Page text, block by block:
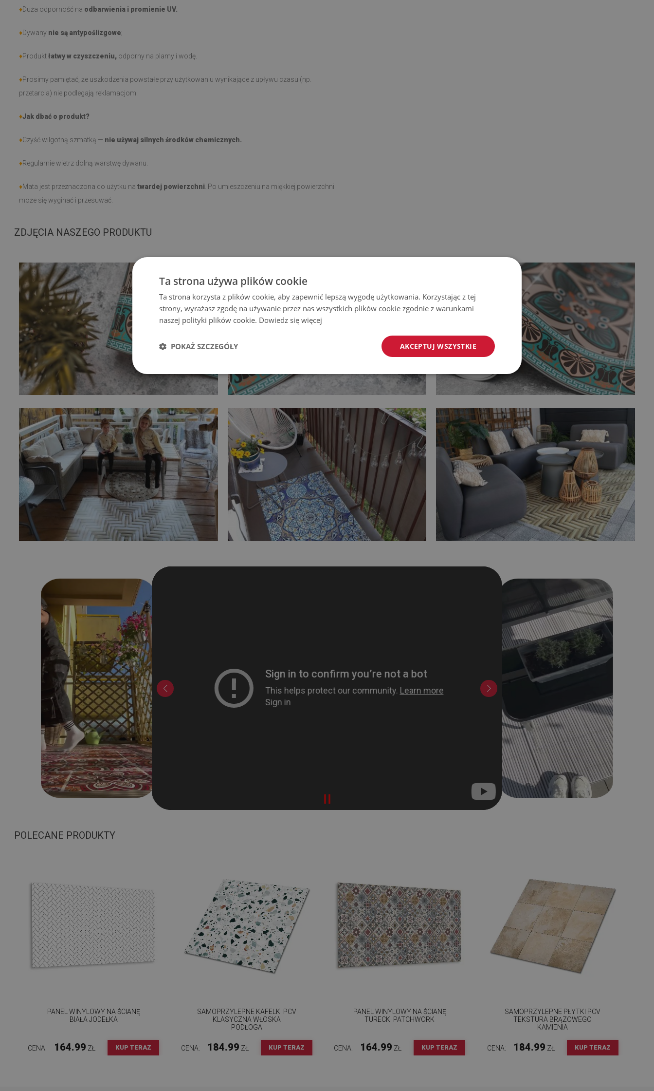
♦Duża odporność na odbarwienia i promienie UV.
♦Dywany nie są antypoślizgowe;
♦Produktłatwy w czyszczeniu, odporny na plamy i wodę.
♦Prosimy pamiętać, że uszkodzenia powstałe przy użytkowaniu wynikające z upływu czasu (np.
przetarcia) nie podlegają reklamacjom.
♦Jak dbać o produkt?
♦Czyść wilgotną szmatką — nie używaj silnych środków chemicznych.
♦Regularnie wietrz dolną warstwę dywanu.
♦Mata jest przeznaczona do użytku na twardej powierzchni . Po umieszczeniu na miękkiej powierzchni
może się wyginać i przesuwać.
ZDJĘCIA NASZEGO PRODUKTU
POLECANE PRODUKTY
PANEL WINYLOWY NA ŚCIANĘ
BIAŁA JODEŁKA
CENA: 164.99 ZŁ KUP TERAZ
SAMOPRZYLEPNE KAFELKI PCV
KLASYCZNA WŁOSKA
PODŁOGA
CENA: 184.99 ZŁ KUP TERAZ
PANEL WINYLOWY NA ŚCIANĘ
TURECKI PATCHWORK
CENA: 164.99 ZŁ KUP TERAZ
SAMOPRZYLEPNE PŁYTKI PCV
TEKSTURA BRĄZOWEGO
KAMIENIA
CENA: 184.99 ZŁ KUP TERAZ
Ta strona używa plików cookie
Ta strona korzysta z plików cookie, aby zapewnić lepszą wygodę użytkowania. Korzystając z tej
strony, wyrażasz zgodę na używanie przez nas wszystkich plików cookie zgodnie z warunkami
naszej polityki plików cookie. Dowiedz się więcej
AKCEPTUJ WSZYSTKIE
POKAŻ SZCZEGÓŁY